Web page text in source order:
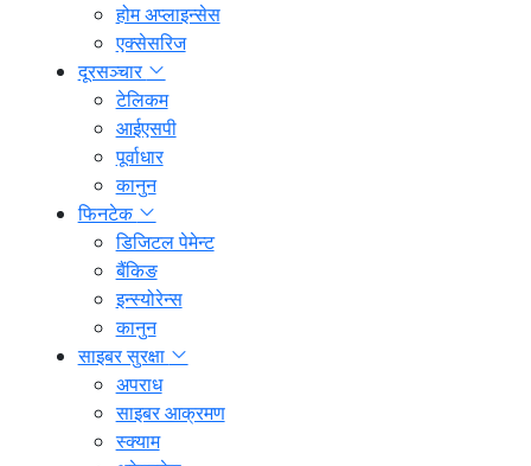
होम अप्लाइन्सेस
एक्सेसरिज
दूरसञ्चार
टेलिकम
आईएसपी
पूर्वाधार
कानुन
फिनटेक
डिजिटल पेमेन्ट
बैंकिङ
इन्स्योरेन्स
कानुन
साइबर सुरक्षा
अपराध
साइबर आक्रमण
स्क्याम